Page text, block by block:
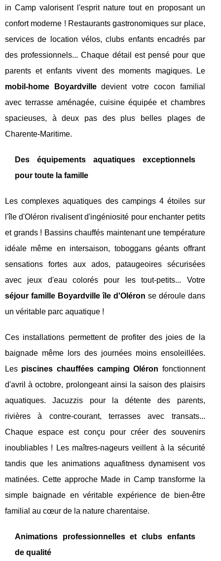
in Camp valorisent l'esprit nature tout en proposant un
confort moderne ! Restaurants gastronomiques sur place,
services de location vélos, clubs enfants encadrés par
des professionnels... Chaque détail est pensé pour que
parents et enfants vivent des moments magiques. Le
mobil-home Boyardvilledevient votre cocon familial
avec terrasse aménagée, cuisine équipée et chambres
spacieuses, à deux pas des plus belles plages de
Charente-Maritime.
Des équipements aquatiques exceptionnels
pour toute la famille
Les complexes aquatiques des campings 4 étoiles sur
l'île d'Oléron rivalisent d'ingéniosité pour enchanter petits
et grands ! Bassins chauffés maintenant une température
idéale même en intersaison, toboggans géants offrant
sensations fortes aux ados, pataugeoires sécurisées
avec jeux d'eau colorés pour les tout-petits... Votre
séjour famille Boyardville île d'Oléron se déroule dans
un véritable parc aquatique !
Ces installations permettent de profiter des joies de la
baignade même lors des journées moins ensoleillées.
Les piscines chauffées camping Oléron fonctionnent
d'avril à octobre, prolongeant ainsi la saison des plaisirs
aquatiques. Jacuzzis pour la détente des parents,
rivières à contre-courant, terrasses avec transats...
Chaque espace est conçu pour créer des souvenirs
inoubliables ! Les maîtres-nageurs veillent à la sécurité
tandis que les animations aquafitness dynamisent vos
matinées. Cette approche Made in Camp transforme la
simple baignade en véritable expérience de bien-être
familial au cœur de la nature charentaise.
Animations professionnelles et clubs enfants
de qualité